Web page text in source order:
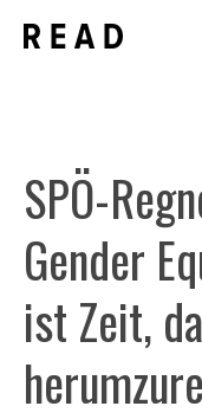
Inhalt
SPÖ-
Gender
ist Zeit,